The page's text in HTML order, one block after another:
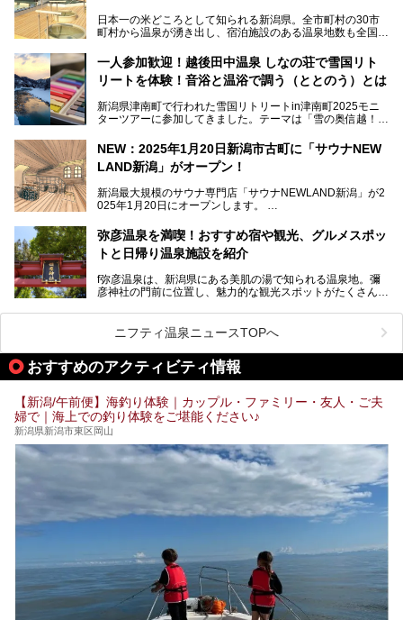
めに訪れたい、新潟県内にあるスキー場そばの温泉地をまと
めました。
日本一の米どころとして知られる新潟県。全市町村の30市
町村から温泉が湧き出し、宿泊施設のある温泉地数も全国有
温泉が利用ができる宿泊施設も多く、スーパー銭湯も多彩な
サービスを提供する施設がいろいろ。
観光やレジャーに温泉を組み合わせれば、旅はさらに充実し
します。
一人参加歓迎！越後田中温泉 しなの荘で雪国リト
リートを体験！音浴と温浴で調う（ととのう）とは
新潟県津南町で行われた雪国リトリートin津南町2025モニ
ターツアーに参加してきました。テーマは「雪の奥信越！音
温泉ライターとして「温浴」は頻繁に体験していますが、
「音浴」とは果たしてどんな体験なのでしょう？とても気に
なお、宿泊した温泉は日帰り入浴もできる秘湯「越後田中温
泉 しなの荘」です。こちらについても詳しく紹介します。
提供元：一般社団法人 雪国観光舎【PR】
す。
NEW：2025年1月20日新潟市古町に「サウナNEW
LAND新潟」がオープン！
新潟最大規模のサウナ専門店「サウナNEWLAND新潟」が2
025年1月20日にオープンします。
街に再び笑顔と賑わいを取り戻し、新たなランドマークとし
て地域活性化を目指します。
サウナ室のテーマは「海賊船」‥⁉ ユニークなサウナ室を
弥彦温泉を満喫！おすすめ宿や観光、グルメスポッ
トと日帰り温泉施設を紹介
f弥彦温泉は、新潟県にある美肌の湯で知られる温泉地。彌
彦神社の門前に位置し、魅力的な観光スポットがたくさんあ
この記事では、弥彦温泉の宿泊に最適なおすすめ宿や、日帰
り施設、グルメスポット、弥彦の自然を堪能できる観光スポ
ットをご紹介します。初めての弥彦温泉旅行を計画している
方に向けて、弥彦温泉の魅力を存分にお伝えしますので、ぜ
ひ参考にしてみてくださいね！
ニフティ温泉ニュースTOPへ
おすすめのアクティビティ情報
【新潟/午前便】海釣り体験｜カップル・ファミリー・友人・ご夫
婦で｜海上での釣り体験をご堪能ください♪
新潟県新潟市東区岡山